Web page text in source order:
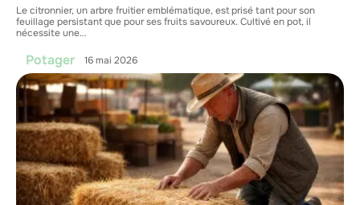
Le citronnier, un arbre fruitier emblématique, est prisé tant pour son
feuillage persistant que pour ses fruits savoureux. Cultivé en pot, il
nécessite une…
Potager 16 mai 2026